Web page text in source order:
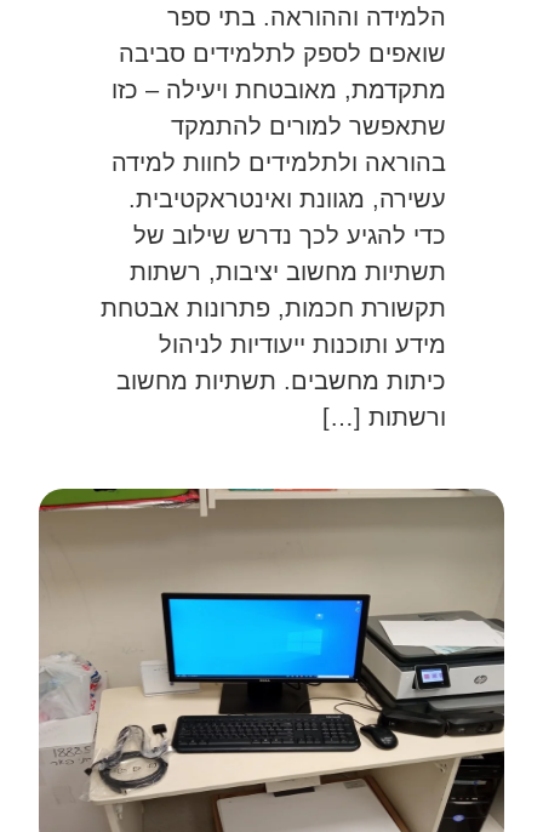
הלמידה וההוראה. בתי ספר
שואפים לספק לתלמידים סביבה
מתקדמת, מאובטחת ויעילה – כזו
שתאפשר למורים להתמקד
בהוראה ולתלמידים לחוות למידה
עשירה, מגוונת ואינטראקטיבית.
כדי להגיע לכך נדרש שילוב של
תשתיות מחשוב יציבות, רשתות
תקשורת חכמות, פתרונות אבטחת
מידע ותוכנות ייעודיות לניהול
כיתות מחשבים. תשתיות מחשוב
ורשתות […]